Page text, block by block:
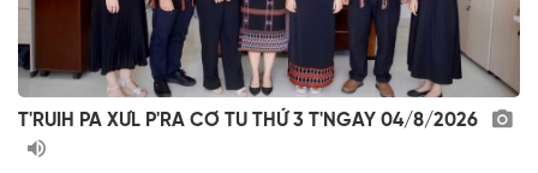
T'RUIH PA XƯL P'RA CƠ TU THỨ 3 T'NGAY 04/8/2026